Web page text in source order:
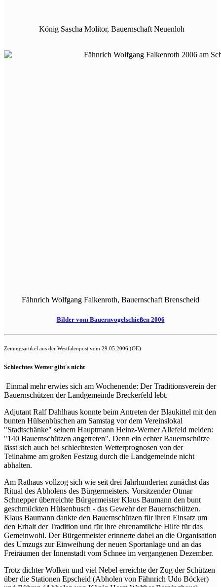
König Sascha Molitor, Bauernschaft Neuenloh
Fähnrich Wolfgang Falkenroth, Bauernschaft Brenscheid
Bilder vom Bauernvogelschießen 2006
Zeitungsartikel aus der Westfalenpost vom 29.05.2006 (OE)
Schlechtes Wetter gibt´s nicht
Einmal mehr erwies sich am Wochenende: Der Traditionsverein der
Bauernschützen der Landgemeinde Breckerfeld lebt.
Adjutant Ralf Dahlhaus konnte beim Antreten der Blaukittel mit den
bunten Hülsenbüschen am Samstag vor dem Vereinslokal
"Stadtschänke" seinem Hauptmann Heinz-Werner Allefeld melden:
"140 Bauernschützen angetreten". Denn ein echter Bauernschütze
lässt sich auch bei schlechtesten Wetterprognosen von der
Teilnahme am großen Festzug durch die Landgemeinde nicht
abhalten.
Am Rathaus vollzog sich wie seit drei Jahrhunderten zunächst das
Ritual des Abholens des Bürgermeisters. Vorsitzender Otmar
Schnepper überreichte Bürgermeister Klaus Baumann den bunt
geschmückten Hülsenbusch - das Gewehr der Bauernschützen.
Klaus Baumann dankte den Bauernschützen für ihren Einsatz um
den Erhalt der Tradition und für ihre ehrenamtliche Hilfe für das
Gemeinwohl. Der Bürgermeister erinnerte dabei an die Organisation
des Umzugs zur Einweihung der neuen Sportanlage und an das
Freiräumen der Innenstadt vom Schnee im vergangenen Dezember.
Trotz dichter Wolken und viel Nebel erreichte der Zug der Schützen
über die Stationen Epscheid (Abholen von Fähnrich Udo Böcker)